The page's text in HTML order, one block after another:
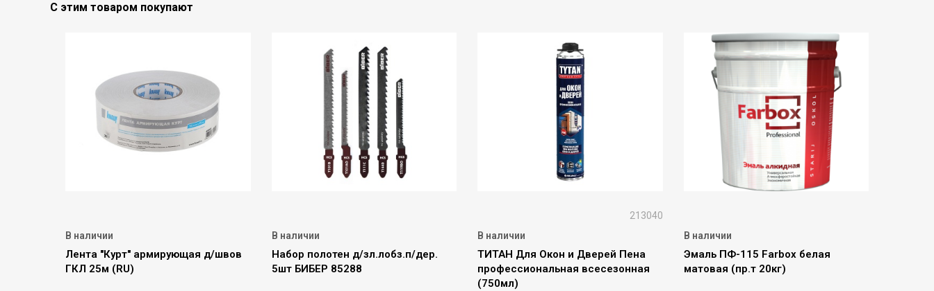
С этим товаром покупают
В наличии
Лента "Курт" армирующая д/швов
ГКЛ 25м (RU)
В наличии
Набор полотен д/зл.лобз.п/дер.
5шт БИБЕР 85288
213040
В наличии
ТИТАН Для Окон и Дверей Пена
профессиональная всесезонная
(750мл)
В наличии
Эмаль ПФ-115 Farbox белая
матовая (пр.т 20кг)